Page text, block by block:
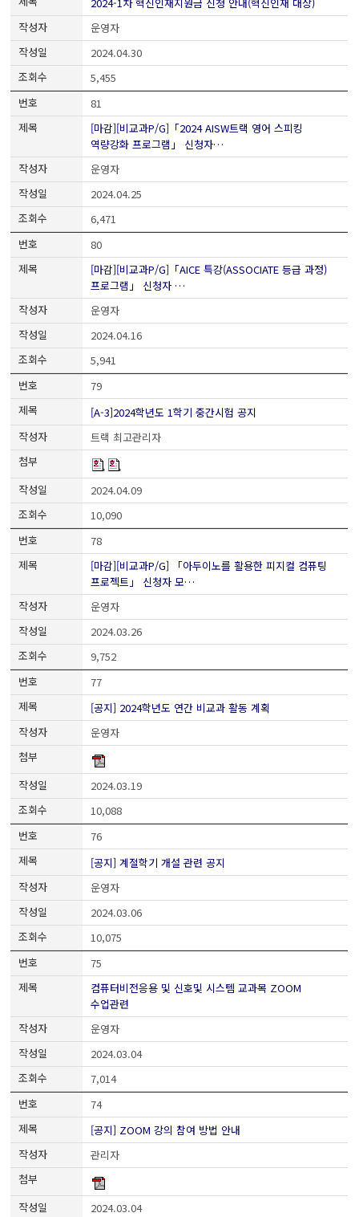
운영자
2024.04.30
5,455
81
[마감][비교과P/G]「2024 AISW트랙 영어 스피킹
역량강화 프로그램」 신청자…
운영자
2024.04.25
6,471
80
[마감][비교과P/G]「AICE 특강(ASSOCIATE 등급 과정)
프로그램」 신청자 …
운영자
2024.04.16
5,941
79
[A-3]2024학년도 1학기 중간시험 공지
트랙 최고관리자
2024.04.09
10,090
78
[마감][비교과P/G] 「아두이노를 활용한 피지컬 컴퓨팅
프로젝트」 신청자 모…
운영자
2024.03.26
9,752
77
[공지] 2024학년도 연간 비교과 활동 계획
운영자
2024.03.19
10,088
76
[공지] 계절학기 개설 관련 공지
운영자
2024.03.06
10,075
75
컴퓨터비전응용 및 신호및 시스템 교과목 ZOOM
수업관련
운영자
2024.03.04
7,014
74
[공지] ZOOM 강의 참여 방법 안내
관리자
2024.03.04